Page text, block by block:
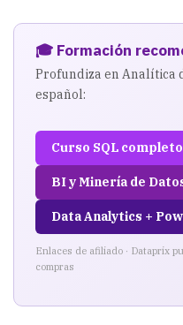
saltan
1000
números
🎓 Formación
Profundiza en Analítica
español:
Curso SQL
BI y Minería de
Data Analytics +
Enlaces de afiliado · Dataprix
compras